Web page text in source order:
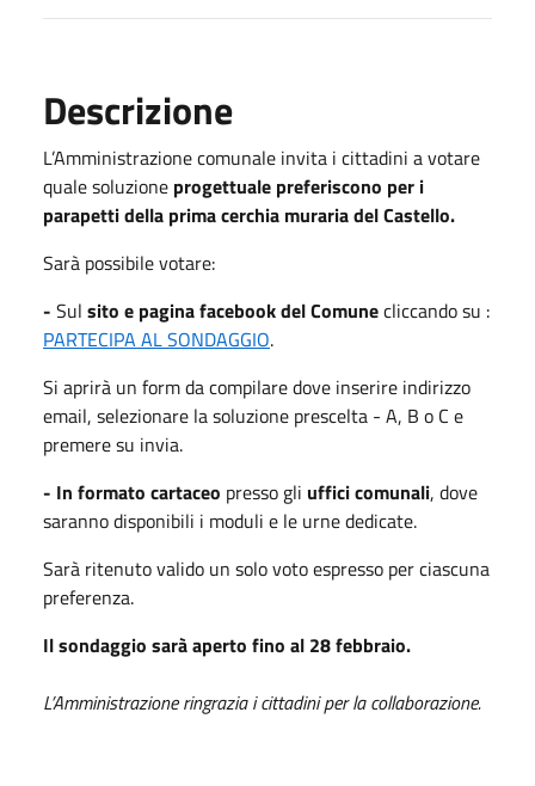
Descrizione
L’Amministrazionecomunale invita i cittadini a votare
qualesoluzione progettuale preferiscono per i
parapetti della prima cerchia muraria delCastello.
Sarà possibile votare:
- Sul sito e paginafacebook del Comunecliccando su :
PARTECIPA AL SONDAGGIO.
Si aprirà un form da compilare dove inserire indirizzo
email, selezionare la soluzione prescelta - A, B o C e
premere su invia.
- In formato cartaceo presso gli uffici comunali, dove
sarannodisponibili i moduli e le urne dedicate.
Sarà ritenuto valido un solo voto espresso per ciascuna
preferenza.
Il sondaggio sarà aperto fino al 28 febbraio.
L’Amministrazione ringrazia i cittadini per la collaborazione.